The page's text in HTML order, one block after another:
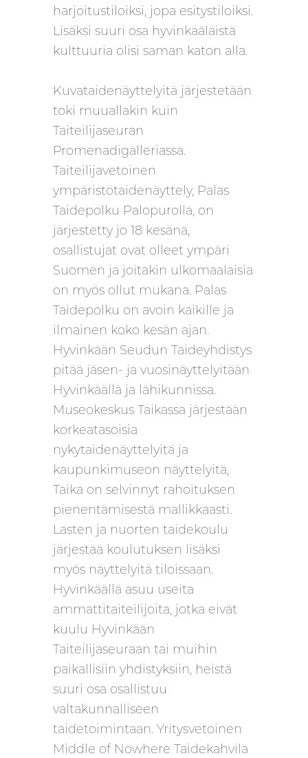
harjoitustiloiksi, jopa esitystiloiksi.
Lisäksi suuri osa hyvinkääläistä
kulttuuria olisi saman katon alla.
Kuvataidenäyttelyitä järjestetään
toki muuallakin kuin
Taiteilijaseuran
Promenadigalleriassa.
Taiteilijavetoinen
ympäristötaidenäyttely, Palas
Taidepolku Palopurolla, on
järjestetty jo 18 kesänä,
osallistujat ovat olleet ympäri
Suomen ja joitakin ulkomaalaisia
on myös ollut mukana. Palas
Taidepolku on avoin kaikille ja
ilmainen koko kesän ajan.
Hyvinkään Seudun Taideyhdistys
pitää jäsen- ja vuosinäyttelyitään
Hyvinkäällä ja lähikunnissa.
Museokeskus Taikassa järjestään
korkeatasoisia
nykytaidenäyttelyitä ja
kaupunkimuseon näyttelyitä,
Taika on selvinnyt rahoituksen
pienentämisestä mallikkaasti.
Lasten ja nuorten taidekoulu
järjestää koulutuksen lisäksi
myös näyttelyitä tiloissaan.
Hyvinkäällä asuu useita
ammattitaiteilijoita, jotka eivät
kuulu Hyvinkään
Taiteilijaseuraan tai muihin
paikallisiin yhdistyksiin, heistä
suuri osa osallistuu
valtakunnalliseen
taidetoimintaan. Yritysvetoinen
Middle of Nowhere Taidekahvila